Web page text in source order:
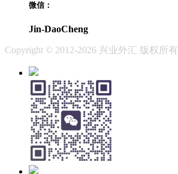
微信：
Jin-DaoCheng
Copyright © 2012-2026 兴业外汇 版权所有